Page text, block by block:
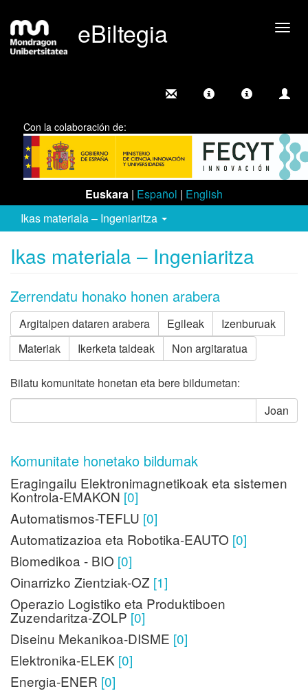
eBiltegia
Con la colaboración de:
Euskara | Español | English
Ikas materiala – Ingeniaritza
Ikas materiala – Ingeniaritza
Zerrendatu honako honen arabera
Argitalpen dataren arabera Egileak
Izenburuak
Materiak
Ikerketa taldeak Non argitaratua
Bilatu komunitate honetan eta bere bildumetan:
Joan
Komunitate honetako bildumak
Eragingailu Elektronimagnetikoak eta sistemen
Kontrola-EMAKON [0]
Automatismos-TEFLU [0]
Automatizazioa eta Robotika-EAUTO [0]
Biomedikoa - BIO [0]
Oinarrizko Zientziak-OZ [1]
Operazio Logistiko eta Produktiboen
Zuzendaritza-ZOLP [0]
Diseinu Mekanikoa-DISME [0]
Elektronika-ELEK [0]
Energia-ENER [0]